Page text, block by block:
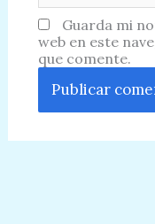
Guarda mi
web en este
que comente.